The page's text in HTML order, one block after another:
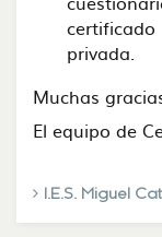
privada.
Muchas
El equipo de
I.E.S. Miguel